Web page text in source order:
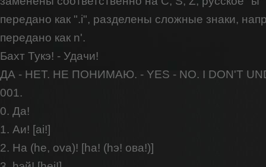
передано как ".i", разделены сложные знаки,
передано как n'.
Бахт Тукэ! - Удачи!
ДА - НЕТ. НЕ ПОНИМАЮ. - YES - NO. I DON'T
001.
0. Да!
1. Аи! [ai!]
2. Ha (he, ova)! [hа! (hэ! ова!)]